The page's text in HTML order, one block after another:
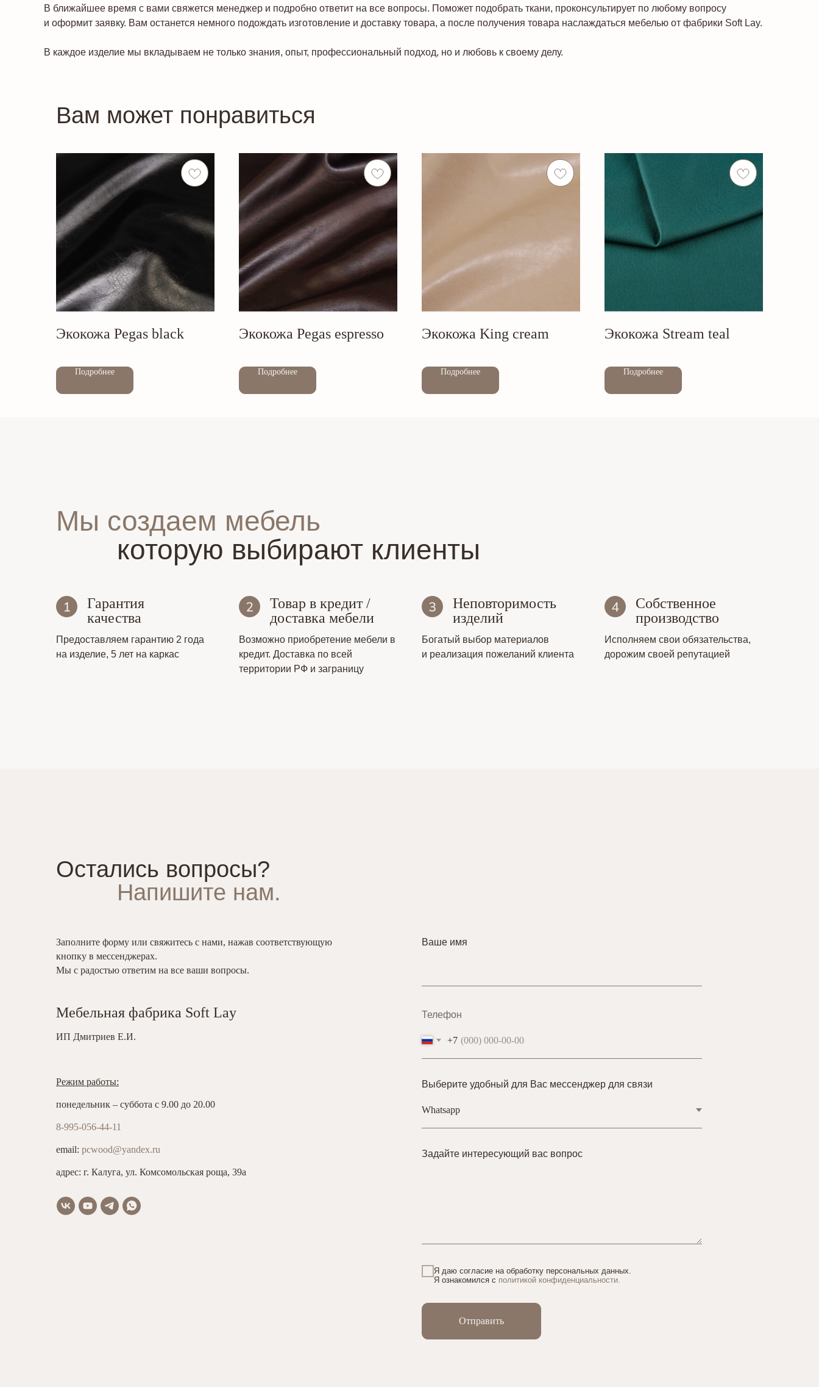
В ближайшее время с вами свяжется менеджер и подробно ответит на все вопросы. Поможет подобрать ткани, проконсультирует по любому вопросу
и оформит заявку. Вам останется немного подождать изготовление и доставку товара, а после получения товара наслаждаться мебелью от фабрики Soft Lay.
В каждое изделие мы вкладываем не только знания, опыт, профессиональный подход, но и любовь к своему делу.
Вам может понравиться
Экокожа Pegas black
Подробнее
Экокожа Pegas espresso
Подробнее
Экокожа King cream
Подробнее
Экокожа Stream teal
Подробнее
Мы создаем мебель
которую выбирают клиенты
Гарантия
качества
Предоставляем гарантию 2 года
на изделие, 5 лет на каркас
Товар в кредит /
доставка мебели
Возможно приобретение мебели в
кредит. Доставка по всей
территории РФ и заграницу
Неповторимость
изделий
Богатый выбор материалов
и реализация пожеланий клиента
Собственное
производство
Исполняем свои обязательства,
дорожим своей репутацией
Остались вопросы?
Напишите нам.
Заполните форму или свяжитесь с нами, нажав соответствующую
кнопку в мессенджерах.
Мы с радостью ответим на все ваши вопросы.
Мебельная фабрика Soft Lay
ИП Дмитриев Е.И.
Режим работы:
понедельник – суббота с 9.00 до 20.00
8-995-056-44-11
email: pcwood@yandex.ru
адрес: г. Калуга, ул. Комсомольская роща, 39а
Ваше имя
Телефон
+7
Выберите удобный для Вас мессенджер для связи
Задайте интересующий вас вопрос
Я даю согласие на обработку персональных данных.
Я ознакомился с политикой конфиденциальности.
Отправить